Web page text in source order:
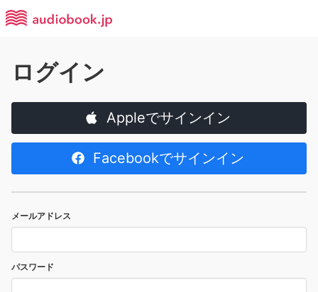
ログイン
Appleでサインイン
Facebookでサインイン
メールアドレス
パスワード